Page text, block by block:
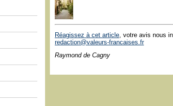
Réagissez à cet article , votre avis nous
redaction@valeurs-francaises.fr
Raymond de Cagny